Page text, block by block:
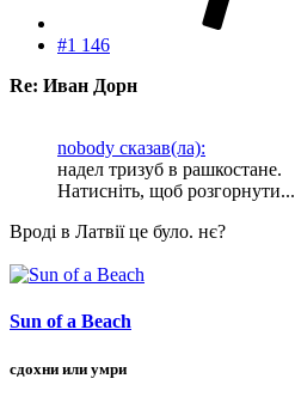
#1 146
Re: Иван Дорн
nobody сказав(ла):
надел тризуб в рашкостане.
Натисніть, щоб розгорнути...
Вроді в Латвії це було. нє?
Sun of a Beach
сдохни или умри